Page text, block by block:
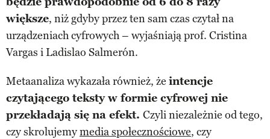
większe, niż gdyby przez ten sam czas czytał na
urządzeniach cyfrowych – wyjaśniają prof. Cristina
Vargas i Ladislao Salmerón.
Metaanaliza wykazała również, że intencje
czytającego teksty w formie cyfrowej nie
przekładają się na efekt. Czyli niezależnie od tego,
czy skrolujemymedia społecznościowe, czy